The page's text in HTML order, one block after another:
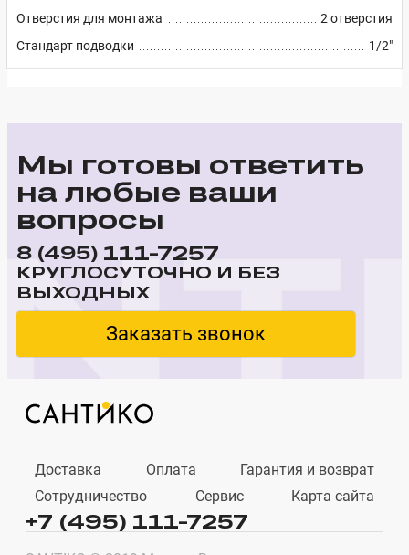
Отверстия для монтажа
2 отверстия
Стандарт подводки
1/2"
Мы готовы ответить
на любые ваши
вопросы
8 (495) 111-7257
КРУГЛОСУТОЧНО И БЕЗ
ВЫХОДНЫХ
Заказать звонок
Доставка Оплата
Гарантия и возврат
Сотрудничество
Сервис Карта сайта
+7 (495) 111-7257